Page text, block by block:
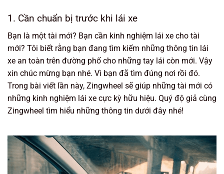
1. Cần chuẩn bị trước khi lái xe
Bạn là một tài mới? Bạn cần kinh nghiệm lái xe cho tài
mới? Tôi biết rằng bạn đang tìm kiếm những thông tin lái
xe an toàn trên đường phố cho những tay lái còn mới. Vậy
xin chúc mừng bạn nhé. Vì bạn đã tìm đúng nơi rồi đó.
Trong bài viết lần này, Zingwheel sẽ giúp những tài mới có
những kinh nghiệm lái xe cực kỳ hữu hiệu. Quý độ giả cùng
Zingwheel tìm hiểu những thông tin dưới đây nhé!